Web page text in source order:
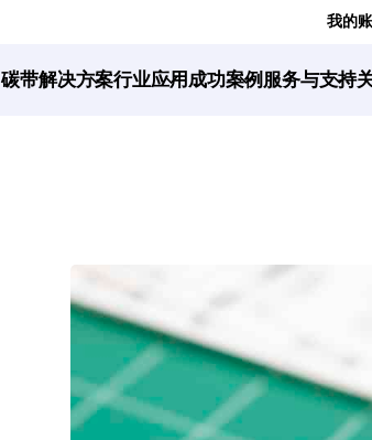
我的
碳带解决方案行业应用成功案例服务与支持